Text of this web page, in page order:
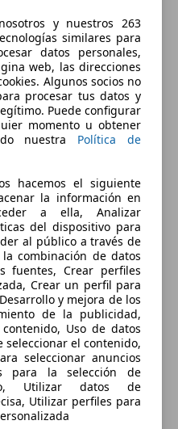
permanente
y nuestros 263
similares para
datos personales,
web, las direcciones
Algunos socios no
procesar tus datos y
Puede configurar
momento u obtener
nuestra Política de
hacemos el siguiente
la información en
a ella, Analizar
del dispositivo para
al público a través de
combinación de datos
fuentes, Crear perfiles
Crear un perfil para
y mejora de los
de la publicidad,
Uso de datos
el contenido,
seleccionar anuncios
para la selección de
Utilizar datos de
Utilizar perfiles para